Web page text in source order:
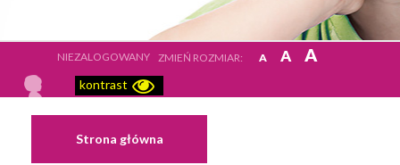
NIEZALOGOWANY ZMIEŃ ROZMIAR: A A A
kontrast
Strona główna